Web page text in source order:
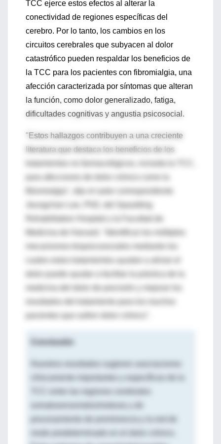
TCC ejerce estos efectos al alterar la
conectividad de regiones específicas del
cerebro. Por lo tanto, los cambios en los
circuitos cerebrales que subyacen al dolor
catastrófico pueden respaldar los beneficios de
la TCC para los pacientes con fibromialgia, una
afección caracterizada por síntomas que alteran
la función, como dolor generalizado, fatiga,
dificultades cognitivas y angustia psicosocial.
"Estos hallazgos contribuyen a una creciente
literatura que destaca los beneficios de los
tratamientos no farmacológicos, incluida la TCC,
fibromialgia", dijo el autor correspondiente
Jeungchan Lee, PhD, del Spaulding
Conclusión
Nuestros resultados sugieren asociaciones
TCC entre las regiones cerebrales